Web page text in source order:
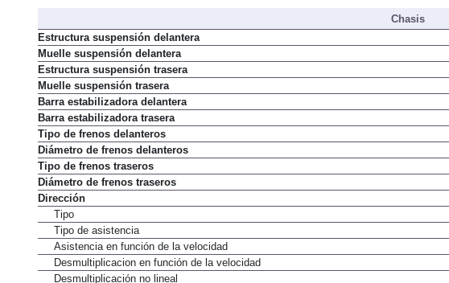
Chasis
Estructura suspensión delantera
Muelle suspensión delantera
Estructura suspensión trasera
Muelle suspensión trasera
Barra estabilizadora delantera
Barra estabilizadora trasera
Tipo de frenos delanteros
Diámetro de frenos delanteros
Tipo de frenos traseros
Diámetro de frenos traseros
Dirección
Tipo
Tipo de asistencia
Asistencia en función de la velocidad
Desmultiplicacion en función de la velocidad